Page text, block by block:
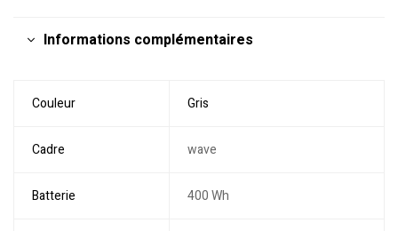
Informations complémentaires
Couleur Gris
Cadre wave
Batterie 400 Wh